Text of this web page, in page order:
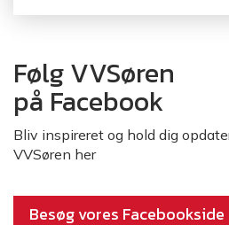
Følg VVSøren
på Facebook
Bliv inspireret og hold dig
VVSøren her
Besøg vores Facebookside